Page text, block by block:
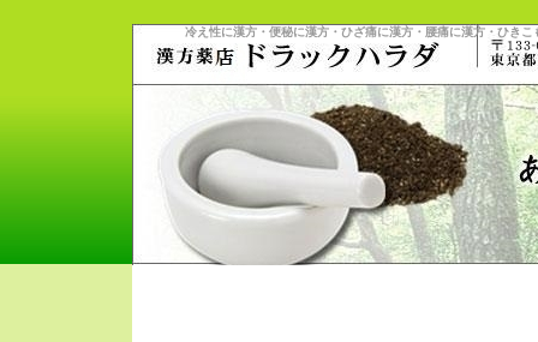
冷え性に漢方・便秘に漢方・ひざ痛に漢方・腰痛に漢方・ひき